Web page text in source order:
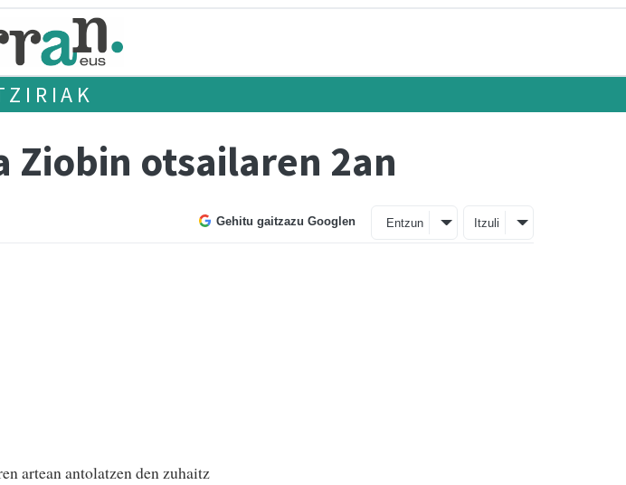
Ziobin otsailaren 2an
Gehitu gaitzazu Googlen Entzun Itzuli
artean antolatzen den zuhaitz